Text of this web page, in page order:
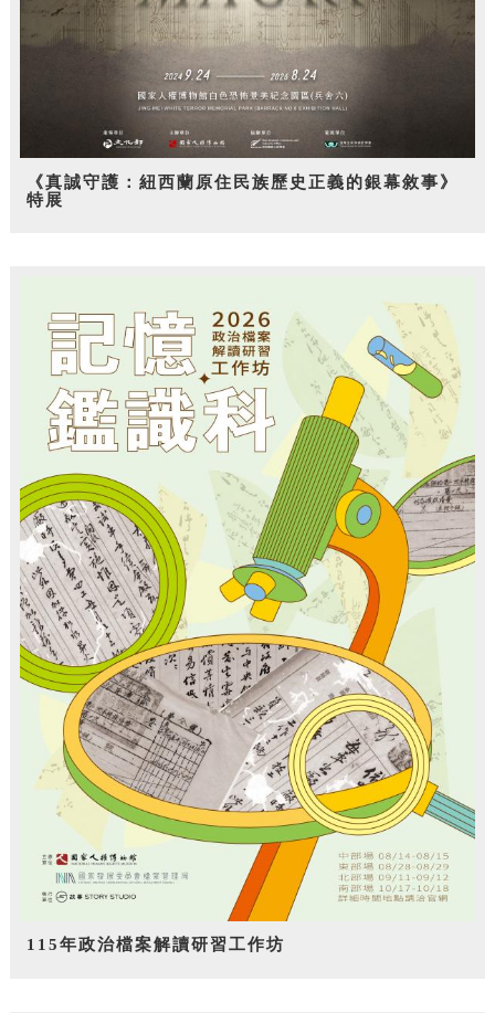
《真誠守護：紐西蘭原住民族歷史正義的銀幕敘事》
特展
115年政治檔案解讀研習工作坊